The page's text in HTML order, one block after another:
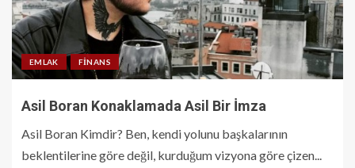
EMLAK FINANS
Asil Boran Konaklamada Asil Bir İmza
Asil Boran Kimdir? Ben, kendi yolunu başkalarının
beklentilerine göre değil, kurduğum vizyona göre çizen...